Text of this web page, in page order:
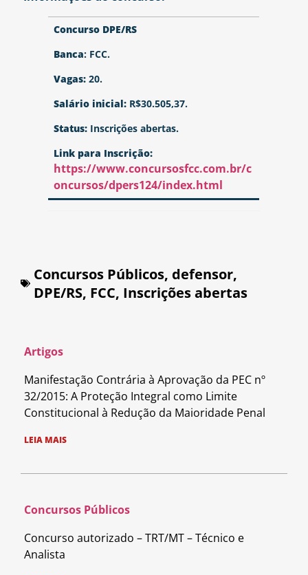
Concurso DPE/RS
Banca: FCC.
Vagas:20.
Salário inicial: R$30.505,37.
Status: Inscrições abertas.
Link para Inscrição:
https://www.concursosfcc.com.br/c
oncursos/dpers124/index.html
Concursos Públicos, defensor,
DPE/RS, FCC, Inscrições abertas
Artigos
Manifestação Contrária à Aprovação da PEC nº
32/2015: A Proteção Integral como Limite
Constitucional à Redução da Maioridade Penal
LEIA MAIS
Concursos Públicos
Concurso autorizado – TRT/MT – Técnico e
Analista